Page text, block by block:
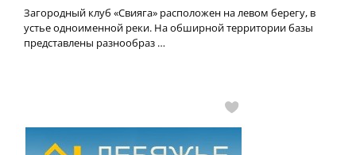
Загородный клуб «Свияга» расположен на левом берегу, в
устье одноименной реки. На обширной территории базы
представлены разнообраз …